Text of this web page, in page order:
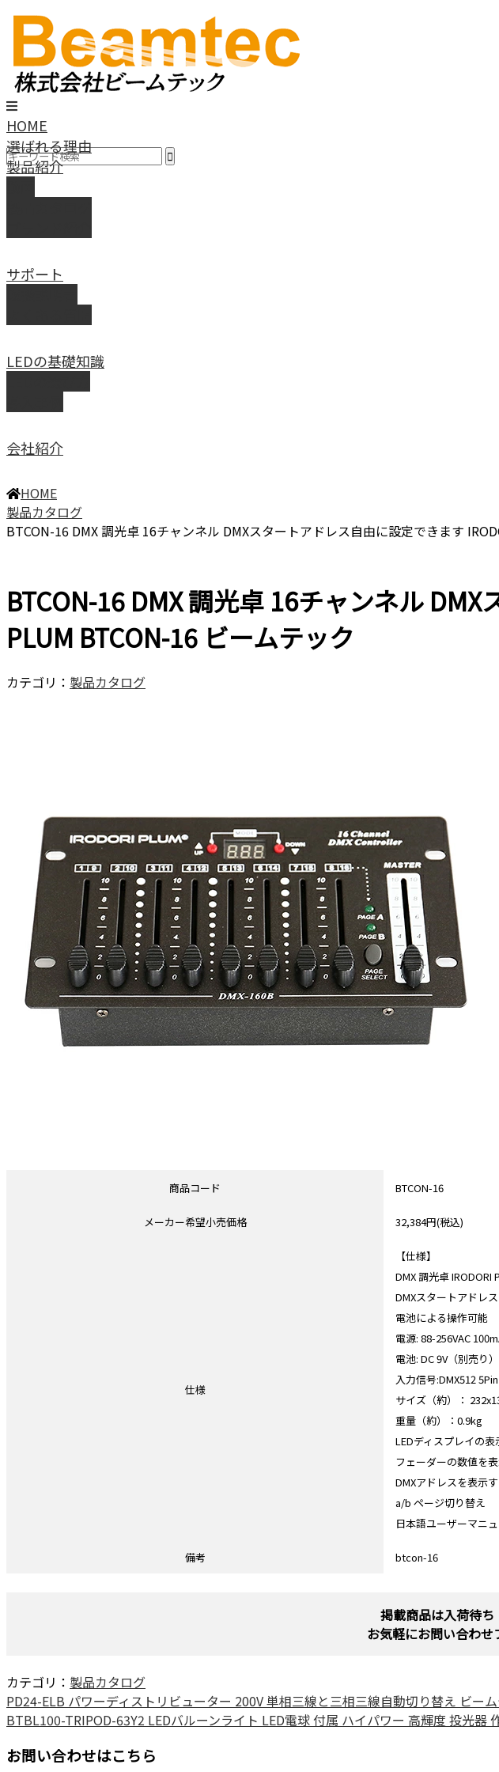
HOME
選ばれる理由
製品紹介
サポート
LEDの基礎知識
会社紹介
HOME
製品カタログ
BTCON-16 DMX 調光卓 16チャンネル DMXスタートアドレス自由に設定できます
BTCON-16 DMX 調光卓 16チャンネル
PLUM BTCON-16 ビームテック
カテゴリ： 製品カタログ
商品コード BTCON-16
メーカー希望小売価格 32,384円(税込)
仕様
【仕様】
DMX 調光卓 IRODORI
DMXスタートアドレ
電池による操作可能
電源: 88-256VAC
電池: DC 9V（別売り）
入力信号:DMX512
サイズ（約）：
重量（約）：0.9kg
LEDディスプレイの表
フェーダーの数値を
DMXアドレスを表示
a/b ページ切り替え
日本語ユーザーマニ
備考 btcon-16
掲載商品は入荷待ち
お気軽にお問い合わせ
カテゴリ： 製品カタログ
PD24-ELB パワーディストリビューター 200V 単相三線と三相三線自動切り替え ビー
BTBL100-TRIPOD-63Y2 LEDバルーンライト LED電球 付属 ハイパワー 高輝度 投光器
お問い合わせはこちら